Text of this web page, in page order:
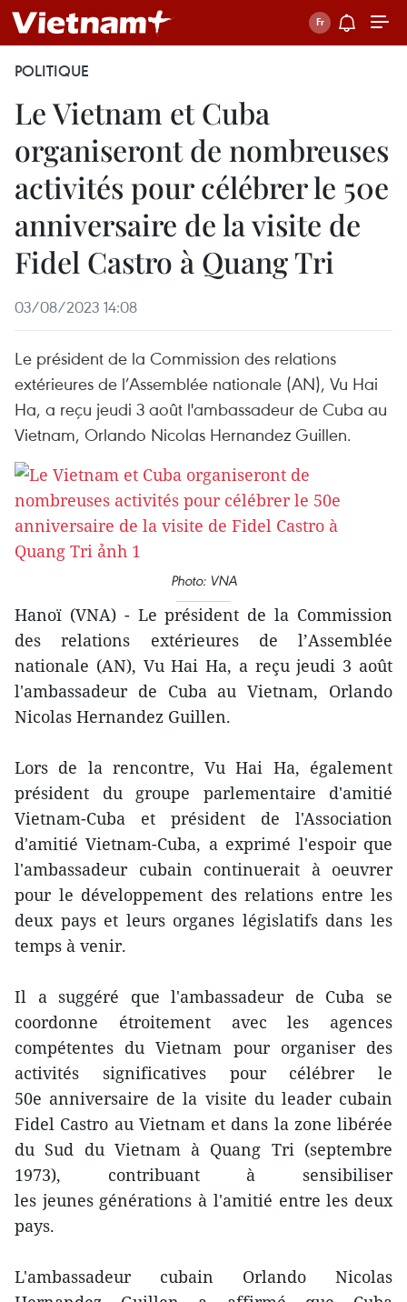
POLITIQUE
Le Vietnam et Cuba
organiseront de nombreuses
activités pour célébrer le 50e
anniversaire de la visite de
Fidel Castro à Quang Tri
03/08/2023 14:08
Le président de la Commission des relations
extérieures de l’Assemblée nationale (AN), Vu Hai
Ha, a reçu jeudi 3 août l'ambassadeur de Cuba au
Vietnam, Orlando Nicolas Hernandez Guillen.
Photo: VNA
Hanoï (VNA) - Le président de la Commission
des relations extérieures de l’Assemblée
nationale (AN), Vu Hai Ha, a reçu jeudi 3 août
l'ambassadeur de Cuba au Vietnam, Orlando
Nicolas Hernandez Guillen.
Lors de la rencontre, Vu Hai Ha, également
président du groupe parlementaire d'amitié
Vietnam-Cuba et président de l'Association
d'amitié Vietnam-Cuba, a exprimé l'espoir que
l'ambassadeur cubain continuerait à oeuvrer
pour le développement des relations entre les
deux pays et leurs organes législatifs dans les
temps à venir.
Il a suggéré que l'ambassadeur de Cuba se
coordonne étroitement avec les agences
compétentes du Vietnam pour organiser des
activités significatives pour célébrer le
50e anniversaire de la visite du leader cubain
Fidel Castro au Vietnam et dans la zone libérée
du Sud du Vietnam à Quang Tri (septembre
1973), contribuant à sensibiliser
les jeunes générations à l'amitié entre les deux
pays.
L'ambassadeur cubain Orlando Nicolas